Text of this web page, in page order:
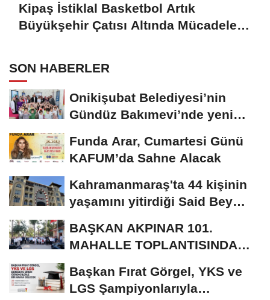
Kipaş İstiklal Basketbol Artık
Büyükşehir Çatısı Altında Mücadele
SON HABERLER
Onikişubat Belediyesi’nin
Gündüz Bakımevi’nde yeni
Funda Arar, Cumartesi Günü
KAFUM’da Sahne Alacak
Kahramanmaraş'ta 44 kişinin
yaşamını yitirdiği Said Bey
BAŞKAN AKPINAR 101.
MAHALLE TOPLANTISINDA
SAKİNLERİYLE...
Başkan Fırat Görgel, YKS ve
LGS Şampiyonlarıyla